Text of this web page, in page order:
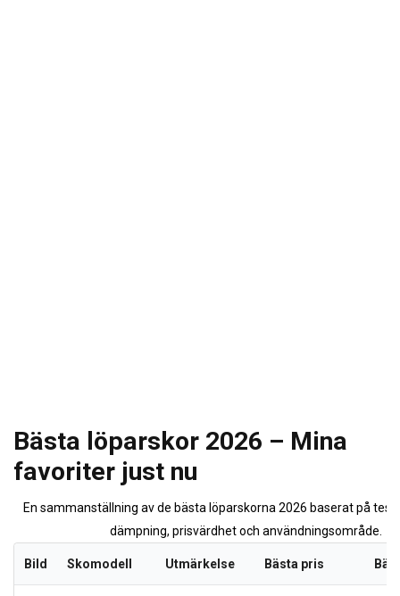
Bästa löparskor 2026 – Mina
favoriter just nu
En sammanställning av de bästa löparskorna 2026 baserat på
dämpning, prisvärdhet och användningsområde.
Bild Skomodell Utmärkelse Bästa pris